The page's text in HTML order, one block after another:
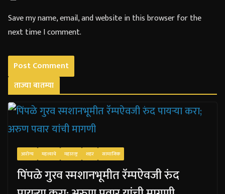
Save my name, email, and website in this browser for the
next time I comment.
ताज्या बातम्या
आरोग्य महत्त्वाचे महाराष्ट्र शहर सामाजिक
पिंपळे गुरव स्मशानभूमीत रॅम्पऐवजी रुंद